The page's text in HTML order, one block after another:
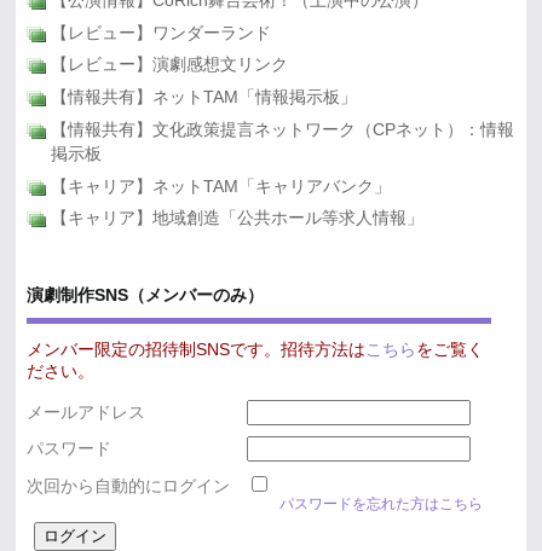
【レビュー】ワンダーランド
【レビュー】演劇感想文リンク
【情報共有】ネットTAM「情報掲示板」
【情報共有】文化政策提言ネットワーク（CPネット）：情報
掲示板
【キャリア】ネットTAM「キャリアバンク」
【キャリア】地域創造「公共ホール等求人情報」
演劇制作SNS（メンバーのみ）
メンバー限定の招待制SNSです。招待方法は こちら をご覧く
ださい。
メールアドレス
パスワード
次回から自動的にログイン
パスワードを忘れた方はこちら